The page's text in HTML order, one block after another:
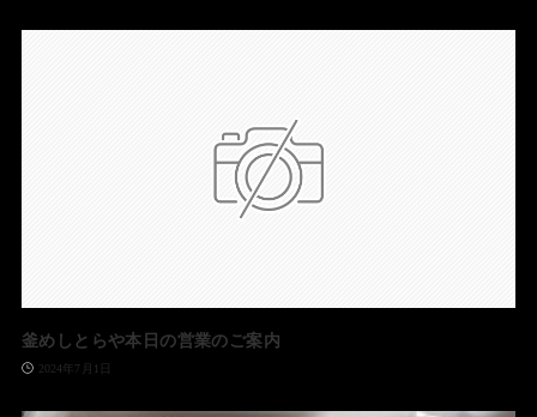
釜めしとらや本日の営業のご案内
2024年7月1日